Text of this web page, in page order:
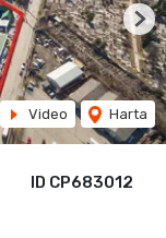
ID CP683012
Video Harta